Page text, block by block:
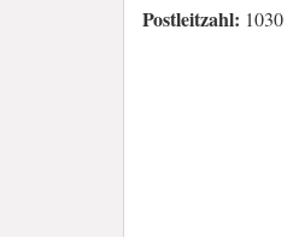
Postleitzahl: 1030